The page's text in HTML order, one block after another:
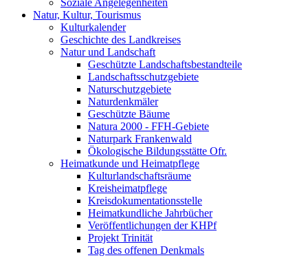
Soziale Angelegenheiten
Natur, Kultur, Tourismus
Kulturkalender
Geschichte des Landkreises
Natur und Landschaft
Geschützte Landschaftsbestandteile
Landschaftsschutzgebiete
Naturschutzgebiete
Naturdenkmäler
Geschützte Bäume
Natura 2000 - FFH-Gebiete
Naturpark Frankenwald
Ökologische Bildungsstätte Ofr.
Heimatkunde und Heimatpflege
Kulturlandschaftsräume
Kreisheimatpflege
Kreisdokumentationsstelle
Heimatkundliche Jahrbücher
Veröffentlichungen der KHPf
Projekt Trinität
Tag des offenen Denkmals